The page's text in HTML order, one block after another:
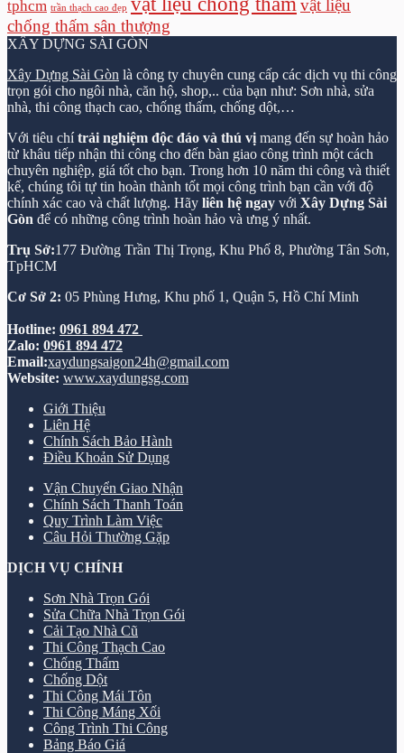
tphcm trần thạch cao đẹp
vật liệu
chống thấm sân thượng
XÂY DỰNG SÀI GÒN
Xây Dựng Sài Gòn là công ty chuyên cung cấp các dịch vụ thi công
trọn gói cho ngôi nhà, căn hộ, shop,.. của bạn như: Sơn nhà, sửa
nhà, thi công thạch cao, chống thấm, chống dột,…
Với tiêu chítrải nghiệm độc đáo và thú vị mang đến sự hoàn hảo
từ khâu tiếp nhận thi công cho đến bàn giao công trình một cách
chuyên nghiệp, giá tốt cho bạn. Trong hơn 10 năm thi công và thiết
kế, chúng tôi tự tin hoàn thành tốt mọi công trình bạn cần với độ
chính xác cao và chất lượng. Hãy liên hệ ngay với Xây Dựng Sài
Gòn để có những công trình hoàn hảo và ưng ý nhất.
Trụ Sở:177 Đường Trần Thị Trọng, Khu Phố 8, Phường Tân Sơn,
TpHCM
Cơ Sở 2: 05 Phùng Hưng, Khu phố 1, Quận 5, Hồ Chí Minh
Hotline: 0961 894 472
Zalo: 0961 894 472
Email:xaydungsaigon24h@gmail.com
Website: www.xaydungsg.com
Giới Thiệu
Liên Hệ
Chính Sách Bảo Hành
Điều Khoản Sử Dụng
Vận Chuyển Giao Nhận
Chính Sách Thanh Toán
Quy Trình Làm Việc
Câu Hỏi Thường Gặp
DỊCH VỤ CHÍNH
Sơn Nhà Trọn Gói
Sửa Chữa Nhà Trọn Gói
Cải Tạo Nhà Cũ
Thi Công Thạch Cao
Chống Thấm
Chống Dột
Thi Công Mái Tôn
Thi Công Máng Xối
Công Trình Thi Công
Bảng Báo Giá